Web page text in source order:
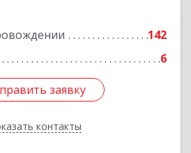
142
6
заявку
контакты
заявку
Назад